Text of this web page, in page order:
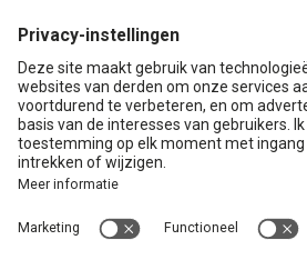
Vragen? Bel ons
+31(0)85 0719
of stuur ons een
Contact
Louis Braillelaan
2719 EK